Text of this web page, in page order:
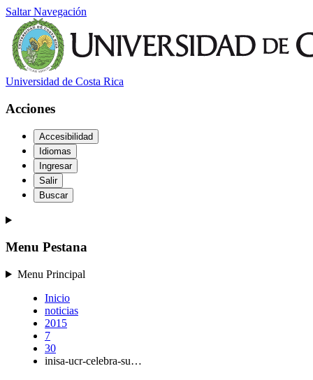
Saltar Navegación
Universidad de Costa Rica
Acciones
Accesibilidad
Idiomas
Ingresar
Salir
Buscar
Menu Pestana
Menu Principal
Inicio
noticias
2015
7
30
inisa-ucr-celebra-su…